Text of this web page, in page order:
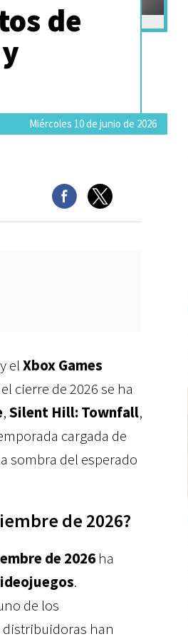
de
Miércoles 10 de junio de 2026
y elXbox Games
cierre de 2026 se ha
,Silent Hill: Townfall,
cargada de
sombra del esperado
de 2026?
de 2026ha
.
de los
han